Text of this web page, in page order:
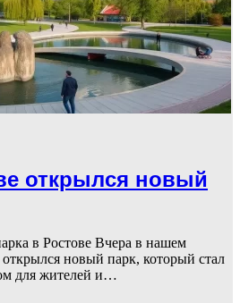
открылся новый
в Ростове Вчера в нашем
новый парк, который стал
для жителей и…